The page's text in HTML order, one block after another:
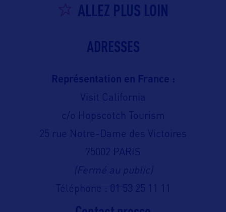
ALLEZ PLUS LOIN
ADRESSES
Représentation en France :
Visit California
c/o Hopscotch Tourism
25 rue Notre-Dame des Victoires
75002 PARIS
(Fermé au public)
Téléphone : 01 53 25 11 11